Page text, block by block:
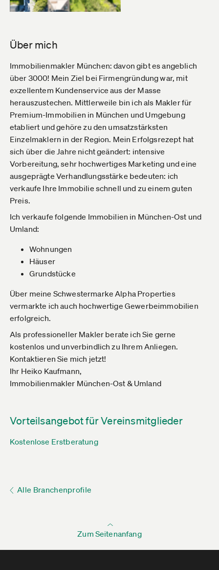
Über mich
Immobilienmakler München: davon gibt es angeblich
über 3000! Mein Ziel bei Firmengründung war, mit
exzellentem Kundenservice aus der Masse
herauszustechen. Mittlerweile bin ich als Makler für
Premium-Immobilien in München und Umgebung
etabliert und gehöre zu den umsatzstärksten
Einzelmaklern in der Region. Mein Erfolgsrezept hat
sich über die Jahre nicht geändert: intensive
Vorbereitung, sehr hochwertiges Marketing und eine
ausgeprägte Verhandlungsstärke bedeuten: ich
verkaufe Ihre Immobilie schnell und zu einem guten
Preis.
Ich verkaufe folgende Immobilien in München-Ost und
Umland:
Wohnungen
Häuser
Grundstücke
Über meine Schwestermarke Alpha Properties
vermarkte ich auch hochwertige Gewerbeimmobilien
erfolgreich.
Als professioneller Makler berate ich Sie gerne
kostenlos und unverbindlich zu Ihrem Anliegen.
Kontaktieren Sie mich jetzt!
Ihr Heiko Kaufmann,
Immobilienmakler München-Ost & Umland
Vorteilsangebot für Vereinsmitglieder
Kostenlose Erstberatung
Alle Branchenprofile
Zum Seitenanfang